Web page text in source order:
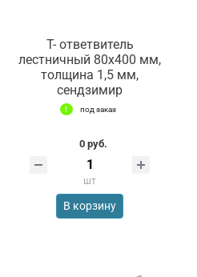
Т- ответвитель
лестничный 80х400 мм,
толщина 1,5 мм,
сендзимир
под заказ
0 руб.
шт
В корзину